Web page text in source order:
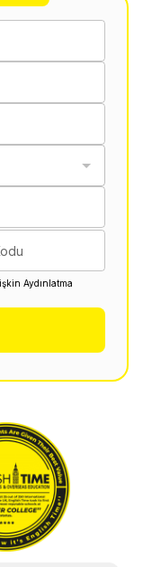
Aydınlatma